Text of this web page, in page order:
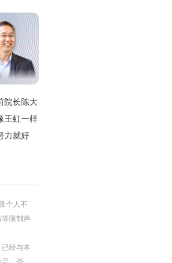
院长陈大
王虹一样
力就好
个人不
限制声
经与本